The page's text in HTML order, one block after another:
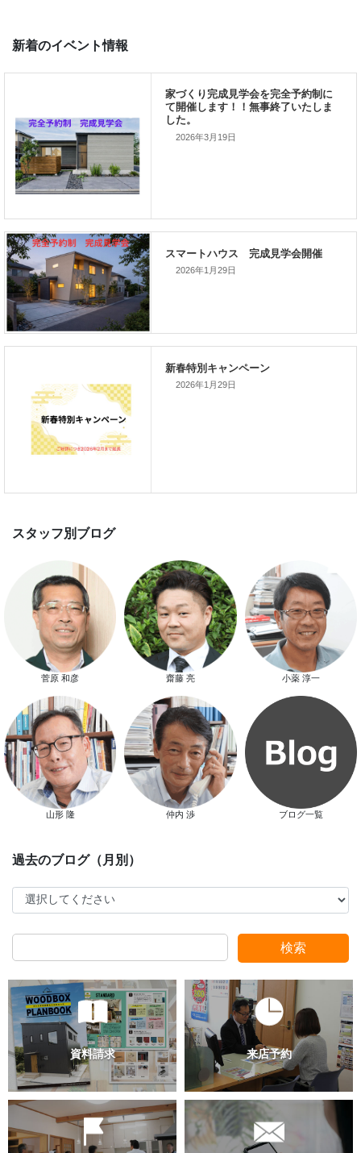
ご家族が幸せになるお手伝いをする」
家づくりこぼれ話！
新着のイベント情報
家づくり完成見学会を完全予約制
2026年3月19日
スマートハウス 完成見学会開催
2026年1月29日
新春特別キャンペーン
2026年1月29日
スタッフ別ブログ
菅原 和彦 齋藤 亮 小薬 淳一
山形 隆 仲内 渉 ブログ一覧
検索